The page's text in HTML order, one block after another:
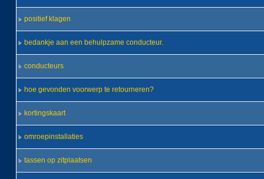
positief klagen
bedankje aan een behulpzame conducteur.
conducteurs
hoe gevonden voorwerp te retourneren?
kortingskaart
omroepinstallaties
tassen op zitplaatsen